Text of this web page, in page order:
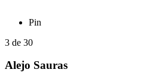
Pin
3 de 30
Alejo Sauras